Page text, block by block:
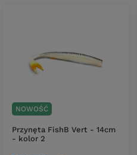
NOWOŚĆ
Przynęta FishB Vert - 14cm
- kolor 2